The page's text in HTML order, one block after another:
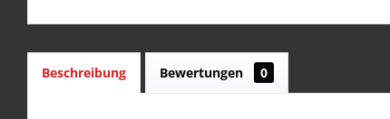
Beschreibung Bewertungen 0